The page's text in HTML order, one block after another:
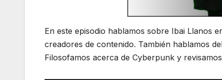
En este episodio hablamos sobre Ibai Llanos
creadores de contenido. También hablamos
Filosofamos acerca de Cyberpunk y